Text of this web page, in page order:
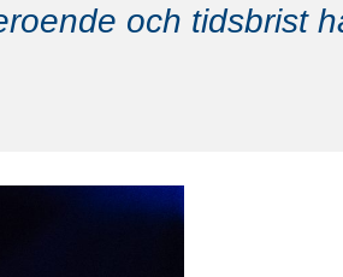
och tidsbrist